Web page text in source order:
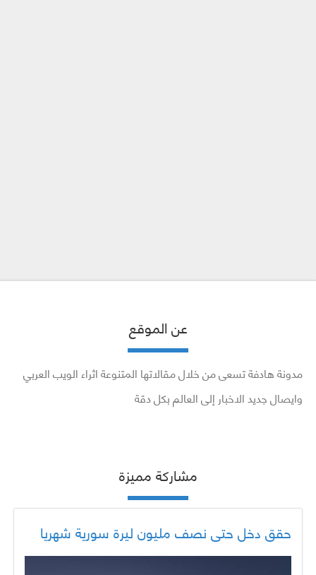
عن الموقع
مدونة هادفة تسعى من خلال مقالاتها المتنوعة اثراء الويب العربي
وايصال جديد الاخبار إلى العالم بكل دقة
مشاركة مميزة
حقق دخل حتى نصف مليون ليرة سورية شهريا